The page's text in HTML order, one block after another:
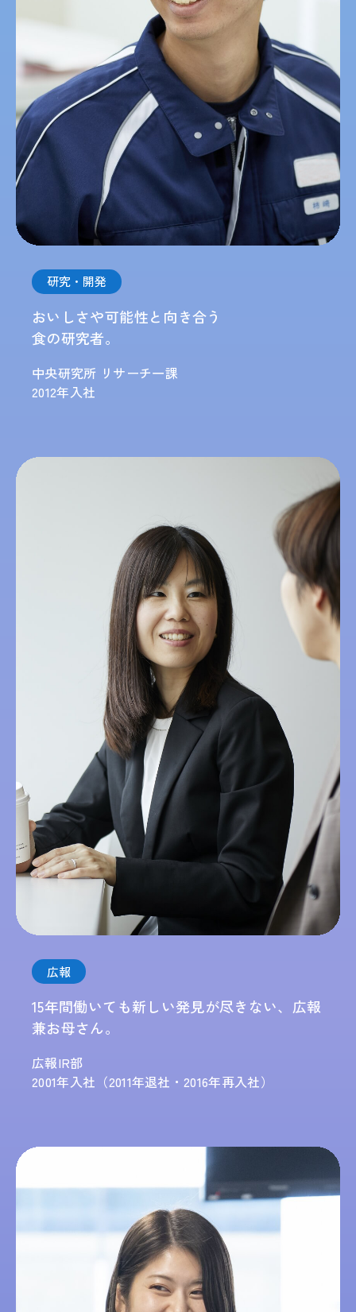
研究・開発
おいしさや可能性と向き合う
食の研究者。
中央研究所 リサーチ一課
2012年入社
広報
15年間働いても新しい発見が尽きない、広報
兼お母さん。
広報IR部
2001年入社（2011年退社・2016年再入社）